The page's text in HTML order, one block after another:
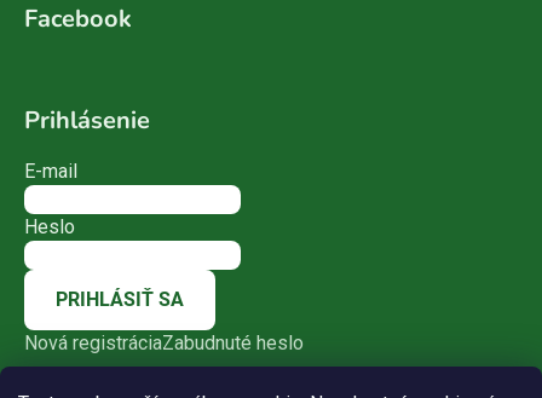
Facebook
Prihlásenie
E-mail
Heslo
PRIHLÁSIŤ SA
Nová registráciaZabudnuté heslo